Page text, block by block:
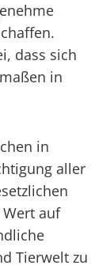
dass sich
in
in
aller
auf
Tierwelt zu